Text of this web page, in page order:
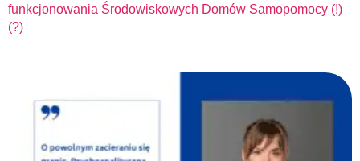
funkcjonowania Środowiskowych Domów Samopomocy (!)
(?)